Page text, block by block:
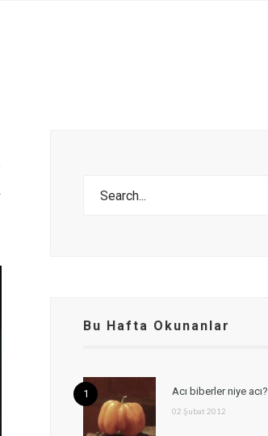
Bu Hafta Okunanlar
Acı biberler niye acı?
02 Şubat 2012